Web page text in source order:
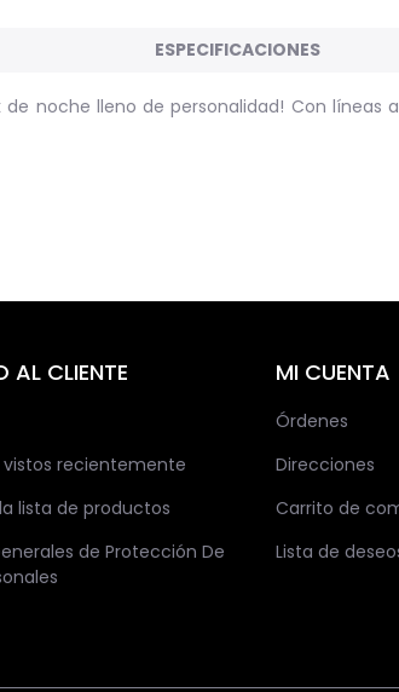
ESPECIFICACIONES
noche lleno de personalidad! Con líneas
AL CLIENTE
vistos recientemente
lista de productos
de Protección De
MI CUENTA
Órdenes
Direcciones
Carrito de
Lista de